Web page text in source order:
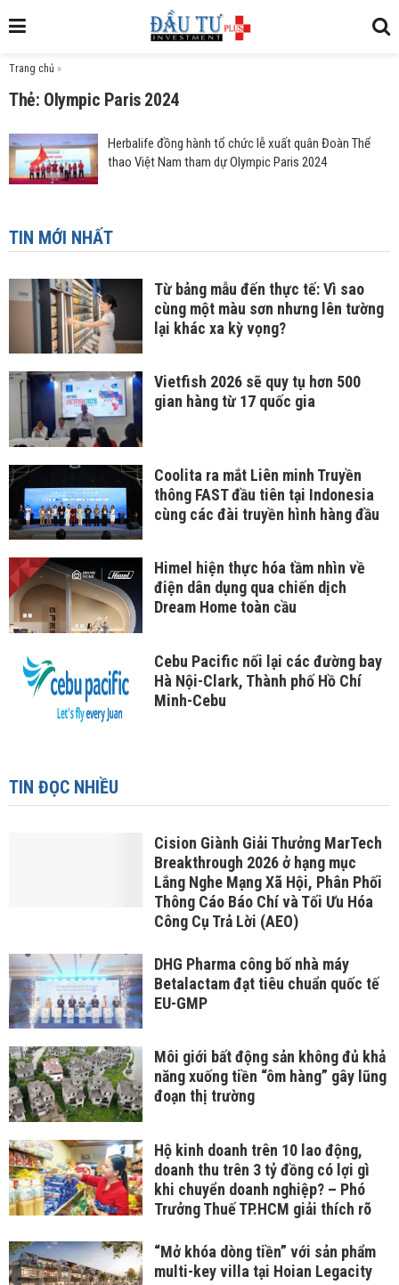
Trang chủ »
Thẻ: Olympic Paris 2024
Herbalife đồng hành tổ chức lễ xuất quân Đoàn Thể
thao Việt Nam tham dự Olympic Paris 2024
TIN MỚI NHẤT
Từ bảng mẫu đến thực tế: Vì sao
cùng một màu sơn nhưng lên tường
lại khác xa kỳ vọng?
Vietfish 2026 sẽ quy tụ hơn 500
gian hàng từ 17 quốc gia
Coolita ra mắt Liên minh Truyền
thông FAST đầu tiên tại Indonesia
cùng các đài truyền hình hàng đầu
Himel hiện thực hóa tầm nhìn về
điện dân dụng qua chiến dịch
Dream Home toàn cầu
Cebu Pacific nối lại các đường bay
Hà Nội-Clark, Thành phố Hồ Chí
Minh-Cebu
TIN ĐỌC NHIỀU
Cision Giành Giải Thưởng MarTech
Breakthrough 2026 ở hạng mục
Lắng Nghe Mạng Xã Hội, Phân Phối
Thông Cáo Báo Chí và Tối Ưu Hóa
Công Cụ Trả Lời (AEO)
DHG Pharma công bố nhà máy
Betalactam đạt tiêu chuẩn quốc tế
EU-GMP
Môi giới bất động sản không đủ khả
năng xuống tiền “ôm hàng” gây lũng
đoạn thị trường
Hộ kinh doanh trên 10 lao động,
doanh thu trên 3 tỷ đồng có lợi gì
khi chuyển doanh nghiệp? – Phó
Trưởng Thuế TP.HCM giải thích rõ
“Mở khóa dòng tiền” với sản phẩm
multi-key villa tại Hoian Legacity